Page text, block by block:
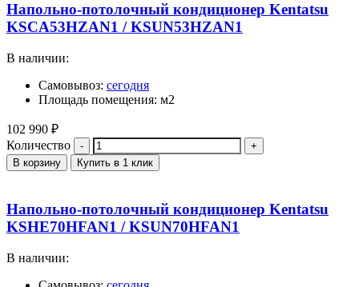
Напольно-потолочный кондиционер Kentatsu
KSCA53HZAN1 / KSUN53HZAN1
В наличии:
Самовывоз: сегодня
Площадь помещения: м2
102 990 ₽
Количество
В корзину Купить в 1 клик
Напольно-потолочный кондиционер Kentatsu
KSHE70HFAN1 / KSUN70HFAN1
В наличии: